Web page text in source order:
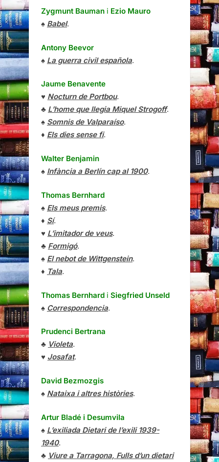
Zygmunt Bauman i Ezio Mauro
♠ Babel.
Antony Beevor
♠ La guerra civil española.
Jaume Benavente
♥ Nocturn de Portbou.
♣ L’home que llegia Miquel Strogoff.
♠ Somnis de Valparaíso.
♦ Els dies sense fi.
Walter Benjamin
♠ Infància a Berlín cap al 1900.
Thomas Bernhard
♠ Els meus premis.
♦ Sí.
♥ L’imitador de veus.
♣ Formigó.
♠ El nebot de Wittgenstein.
♦ Tala.
Thomas Bernhard i Siegfried Unseld
♠ Correspondencia.
Prudenci Bertrana
♣ Violeta.
♥ Josafat.
David Bezmozgis
♠ Nataixa i altres històries.
Artur Bladé i Desumvila
♠ L’exiliada Dietari de l’exili 1939-
1940.
♣ Viure a Tarragona, Fulls d’un dietari